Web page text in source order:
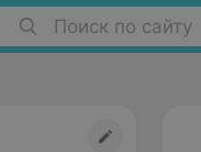
Поиск по сайту